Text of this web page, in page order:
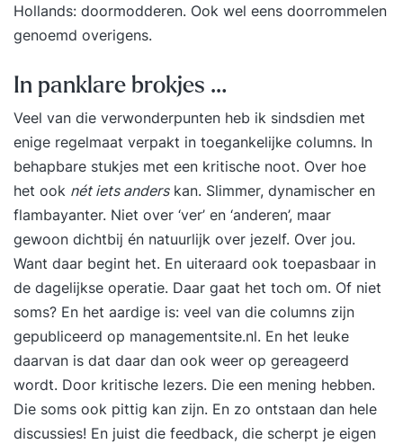
Hollands: doormodderen. Ook wel eens doorrommelen
genoemd overigens.
In panklare brokjes …
Veel van die verwonderpunten heb ik sindsdien met
enige regelmaat verpakt in toegankelijke columns. In
behapbare stukjes met een kritische noot. Over hoe
het ook nét iets anderskan. Slimmer, dynamischer en
flambayanter. Niet over ‘ver’ en ‘anderen’, maar
gewoon dichtbij én natuurlijk over jezelf. Over jou.
Want daar begint het. En uiteraard ook toepasbaar in
de dagelijkse operatie. Daar gaat het toch om. Of niet
soms? En het aardige is: veel van die columns zijn
gepubliceerd op managementsite.nl. En het leuke
daarvan is dat daar dan ook weer op gereageerd
wordt. Door kritische lezers. Die een mening hebben.
Die soms ook pittig kan zijn. En zo ontstaan dan hele
discussies! En juist die feedback, die scherpt je eigen